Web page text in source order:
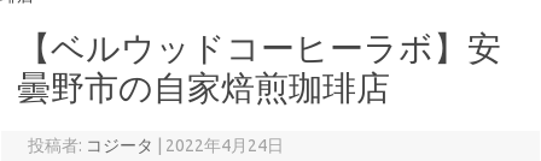
【ベルウッドコーヒーラボ】安
曇野市の自家焙煎珈琲店
投稿者: コジータ 2022年4月24日